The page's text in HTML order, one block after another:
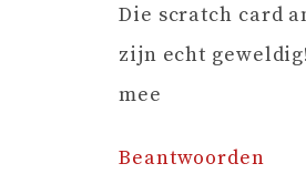
Die scratch card
zijn echt
mee
Beantwoorden